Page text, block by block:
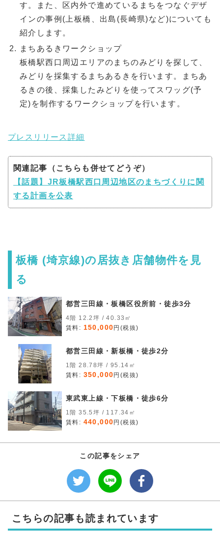
す。また、区内外で進めているまちをつなぐデザ
インの事例(上板橋、出島(長崎県)など)についても
紹介します。
まちあるきワークショップ
板橋駅西口周辺エリアのまちのみどりを探して、
みどりを採集するまちあるきを行います。まちあ
るきの後、採集したみどりを使ってスワッグ(予
定)を制作するワークショップを行います。
プレスリリース詳細
関連記事（こちらも併せてどうぞ）
【話題】JR板橋駅西口周辺地区のまちづくりに関
する計画を公表
板橋 (埼京線)の居抜き店舗物件を見
る
都営三田線・板橋区役所前・徒歩3分
4階 12.2坪 / 40.33㎡
賃料: 150,000円(税抜)
都営三田線・新板橋・徒歩2分
1階 28.78坪 / 95.14㎡
賃料: 350,000円(税抜)
東武東上線・下板橋・徒歩6分
1階 35.5坪 / 117.34㎡
賃料: 440,000円(税抜)
この記事をシェア
こちらの記事も読まれています